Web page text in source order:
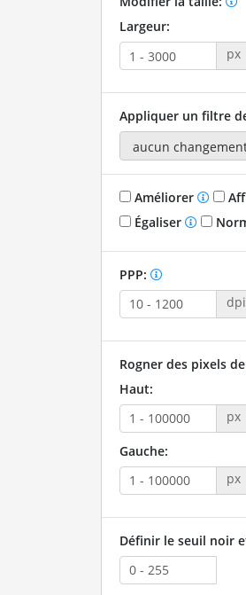
Largeur:
px
Appliquer un filtre
Améliorer
Égaliser
PPP:
dpi
Rogner des pixels
Haut:
px
Gauche:
px
Définir le seuil noir